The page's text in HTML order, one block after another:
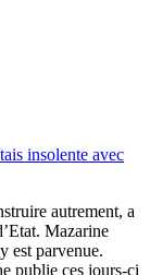
insolente avec
autrement, a
Mazarine
est parvenue.
publie ces jours-ci